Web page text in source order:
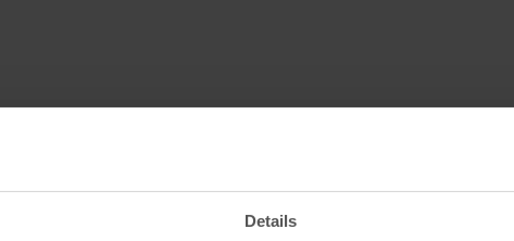
Details